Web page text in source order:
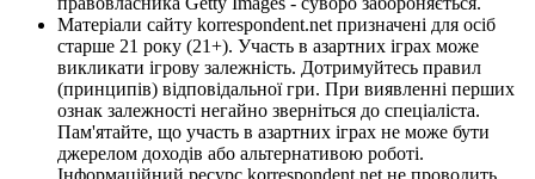
Матеріали сайту korrespondent.net призначені для осіб
старше 21 року (21+). Участь в азартних іграх може
викликати ігрову залежність. Дотримуйтесь правил
(принципів) відповідальної гри. При виявленні перших
ознак залежності негайно зверніться до спеціаліста.
Пам'ятайте, що участь в азартних іграх не може бути
джерелом доходів або альтернативою роботі.
Інформаційний ресурс korrespondent.net не проводить